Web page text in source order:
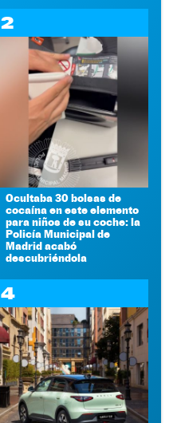
2
Ocultaba 30 bolsas de
cocaína en este elemento
para niños de su coche: la
Policía Municipal de
Madrid acabó
descubriéndola
4